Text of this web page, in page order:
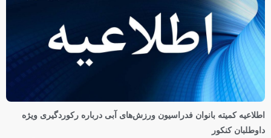
اطلاعیه کمیته بانوان فدراسیون ورزش‌های آبی درباره رکوردگیری ویژه
داوطلبان کنکور